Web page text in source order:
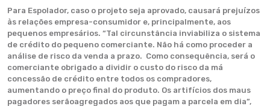
Para Espolador, caso o projeto seja aprovado, causará prejuízos
às relações empresa-consumidor e, principalmente, aos
pequenos empresários. “Tal circunstância inviabiliza o sistema
de crédito do pequeno comerciante. Não há como proceder a
análise de risco da venda a prazo. Como consequência, será o
comerciante obrigado a dividir o custo do risco da má
concessão de crédito entre todos os compradores,
aumentando o preço final do produto. Os artifícios dos maus
pagadores serãoagregados aos que pagam a parcela em dia”,